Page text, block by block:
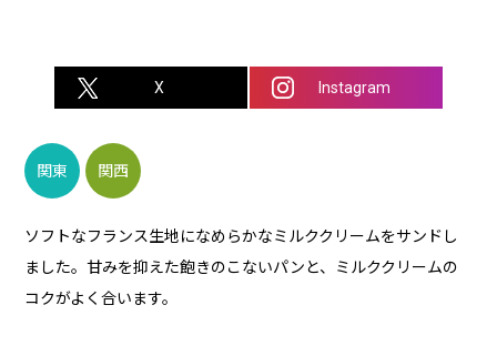
関東 関西
ソフトなフランス生地になめらかなミルククリームをサンドし
ました。甘みを抑えた飽きのこないパンと、ミルククリームの
コクがよく合います。
X Instagram